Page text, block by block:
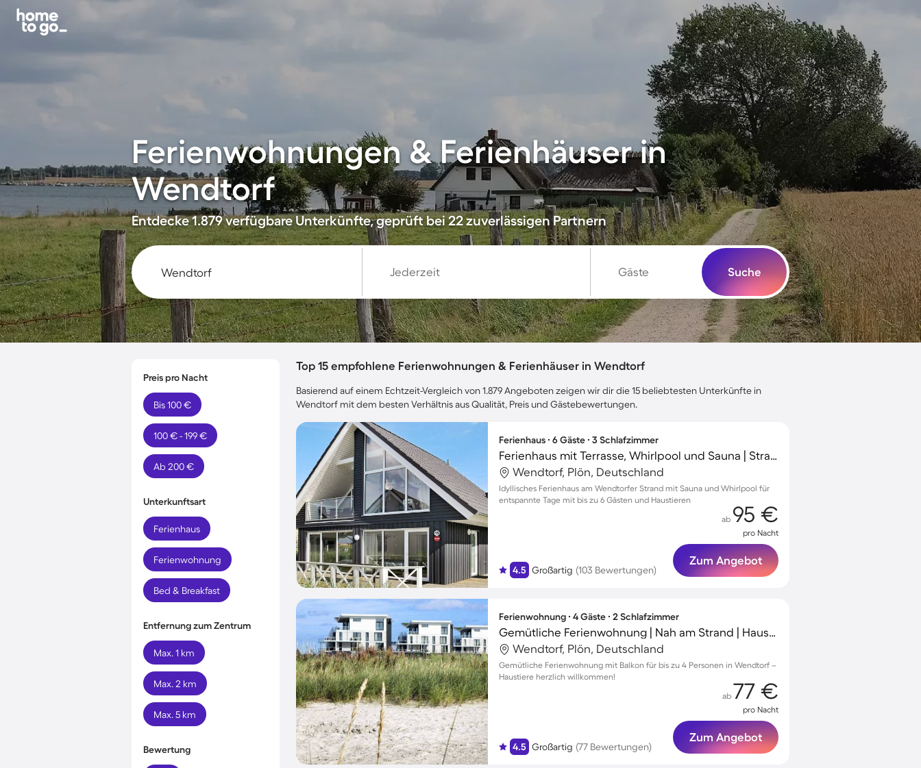
Ferienwohnungen & Ferienhäuser in
Wendtorf
Entdecke 1.879 verfügbare Unterkünfte, geprüft bei 22 zuverlässigen Partnern
Jederzeit Gäste Suche
Preis pro Nacht
Bis 100 €
100 € - 199 €
Ab 200 €
Unterkunftsart
Ferienhaus
Ferienwohnung
Bed & Breakfast
Entfernung zum Zentrum
Max. 1 km
Max. 2 km
Max. 5 km
Bewertung
Top 15 empfohlene Ferienwohnungen & Ferienhäuser in Wendtorf
Basierend auf einem Echtzeit-Vergleich von 1.879 Angeboten zeigen wir dir die 15 beliebtesten Unterkünfte in
Wendtorf mit dem besten Verhältnis aus Qualität, Preis und Gästebewertungen.
Ferienhaus ∙ 6 Gäste ∙ 3 Schlafzimmer
Ferienhaus mit Terrasse, Whirlpool und Sauna | Strand in der Nähe
Wendtorf, Plön, Deutschland
Idyllisches Ferienhaus am Wendtorfer Strand mit Sauna und Whirlpool für
entspannte Tage mit bis zu 6 Gästen und Haustieren
4.5 Großartig (103 Bewertungen)
ab 95 €
pro Nacht
Zum Angebot
Ferienwohnung ∙ 4 Gäste ∙ 2 Schlafzimmer
Gemütliche Ferienwohnung | Nah am Strand | Haustierfreundlich
Wendtorf, Plön, Deutschland
Gemütliche Ferienwohnung mit Balkon für bis zu 4 Personen in Wendtorf –
Haustiere herzlich willkommen!
4.5 Großartig (77 Bewertungen)
ab 77 €
pro Nacht
Zum Angebot